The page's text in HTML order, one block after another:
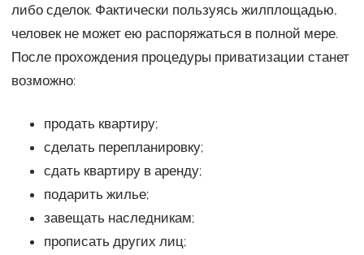
либо сделок. Фактически пользуясь жилплощадью,
человек не может ею распоряжаться в полной мере.
После прохождения процедуры приватизации станет
возможно:
продать квартиру;
сделать перепланировку;
сдать квартиру в аренду;
подарить жилье;
завещать наследникам;
прописать других лиц;